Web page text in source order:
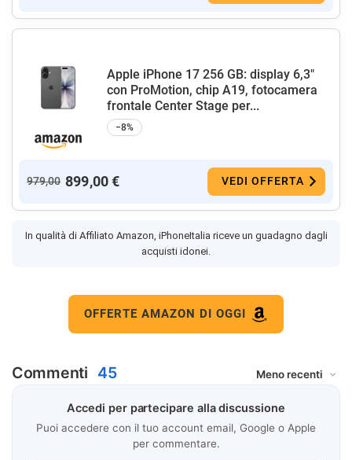
Apple iPhone 17 256 GB: display 6,3"
con ProMotion, chip A19, fotocamera
frontale Center Stage per...
−8%
979,00 899,00 € VEDI OFFERTA
In qualità di Affiliato Amazon, iPhoneItalia riceve un guadagno dagli
acquisti idonei.
OFFERTE AMAZON DI OGGI
Commenti 45
Accedi per partecipare alla discussione
Puoi accedere con il tuo account email, Google o Apple
per commentare.